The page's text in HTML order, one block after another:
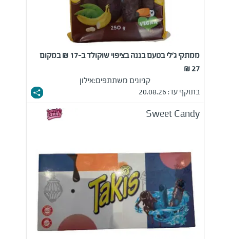
ממתקי ג'לי בטעם בננה בציפוי שוקולד ב-17 ₪ במקום
27 ₪
קניונים משתתפים:אילון
בתוקף עד: 20.08.26
Sweet Candy